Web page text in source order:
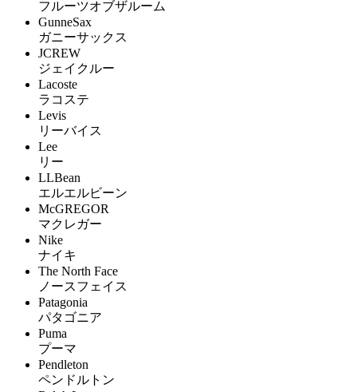
フルーツオブザルーム
GunneSax
ガニーサックス
JCREW
ジェイクルー
Lacoste
ラコステ
Levis
リーバイス
Lee
リー
LLBean
エルエルビーン
McGREGOR
マクレガー
Nike
ナイキ
The North Face
ノースフェイス
Patagonia
パタゴニア
Puma
プーマ
Pendleton
ペンドルトン